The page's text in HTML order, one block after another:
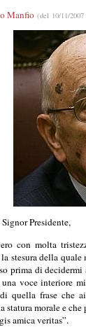
Manfio(del 10/11/2007
Presidente,
con molta
stesura della
prima di
una voce interiore
quella frase che
statura morale e
amica veritas”.